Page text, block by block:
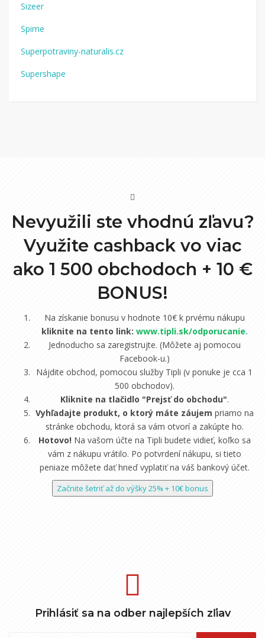
Sizeer
Spime
Superpotraviny-naturalis.cz
Supershape
Nevyužili ste vhodnú zľavu?
Využite cashback vo viac
ako 1 500 obchodoch + 10 €
BONUS!
Na získanie bonusu v hodnote 10€ k prvému nákupu
kliknite na tento link: www.tipli.sk/odporucanie.
Jednoducho sa zaregistrujte. (Môžete aj pomocou
Facebook-u.)
Nájdite obchod, pomocou služby Tipli (v ponuke je cca 1
500 obchodov).
Kliknite na tlačidlo "Prejsť do obchodu".
Vyhľadajte produkt, o ktorý máte záujem priamo na
stránke obchodu, ktorá sa vám otvorí a zakúpte ho.
Hotovo! Na vašom účte na Tipli budete vidieť, koľko sa
vám z nákupu vrátilo. Po potvrdení nákupu, si tieto
peniaze môžete dať hneď vyplatiť na váš bankový účet.
Začnite šetriť až do výšky 25% + 10€ bonus
Prihlásiť sa na odber najlepších zľiav